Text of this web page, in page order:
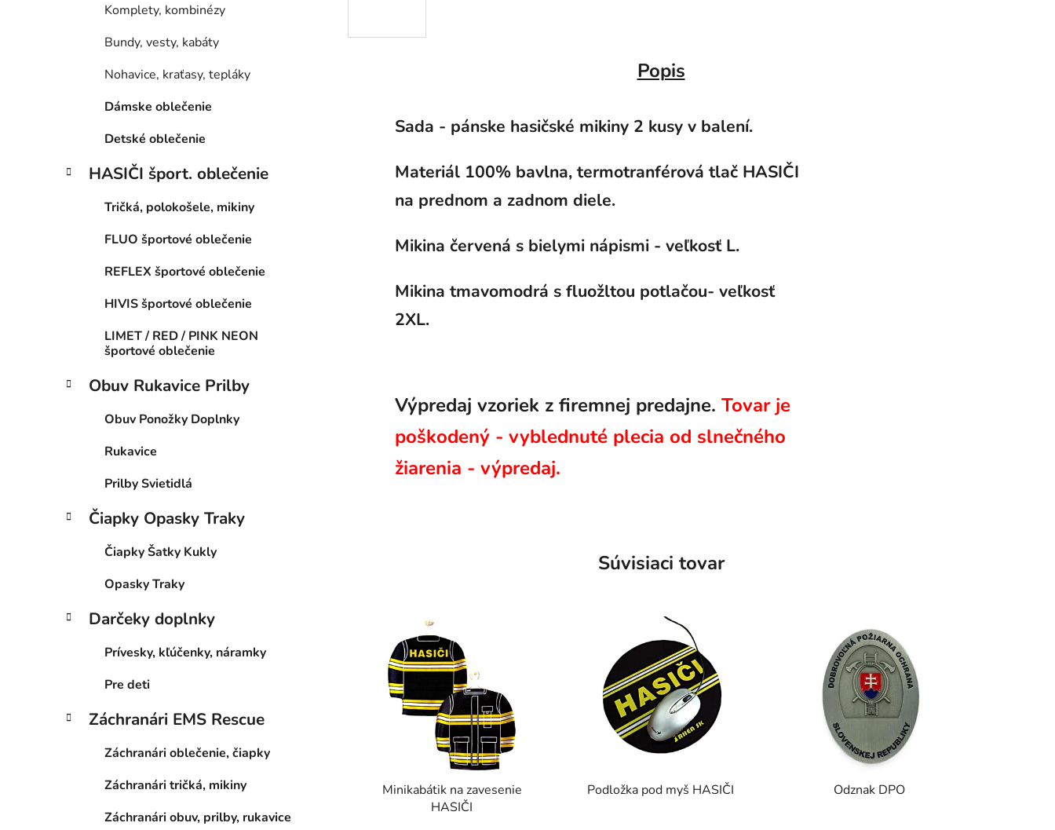
Komplety, kombinézy
Bundy, vesty, kabáty
Nohavice, kraťasy, tepláky
Dámske oblečenie
Detské oblečenie
HASIČI šport. oblečenie
Tričká, polokošele, mikiny
FLUO športové oblečenie
REFLEX športové oblečenie
HIVIS športové oblečenie
LIMET / RED / PINK NEON
športové oblečenie
Obuv Rukavice Prilby
Obuv Ponožky Doplnky
Rukavice
Prilby Svietidlá
Čiapky Opasky Traky
Čiapky Šatky Kukly
Opasky Traky
Darčeky doplnky
Prívesky, kľúčenky, náramky
Pre deti
Záchranári EMS Rescue
Záchranári oblečenie, čiapky
Záchranári tričká, mikiny
Záchranári obuv, prilby, rukavice
Popis
Sada - pánske hasičské mikiny 2 kusy v balení.
Materiál 100% bavlna, termotranférová tlač HASIČI
na prednom a zadnom diele.
Mikina červená s bielymi nápismi - veľkosť L.
Mikina tmavomodrá s fluožltou potlačou- veľkosť
2XL.
Výpredaj vzoriek z firemnej predajne. Tovar je
poškodený - vyblednuté plecia od slnečného
žiarenia - výpredaj.
Súvisiaci tovar
Minikabátik na zavesenie
HASIČI
Podložka pod myš HASIČI Odznak DPO